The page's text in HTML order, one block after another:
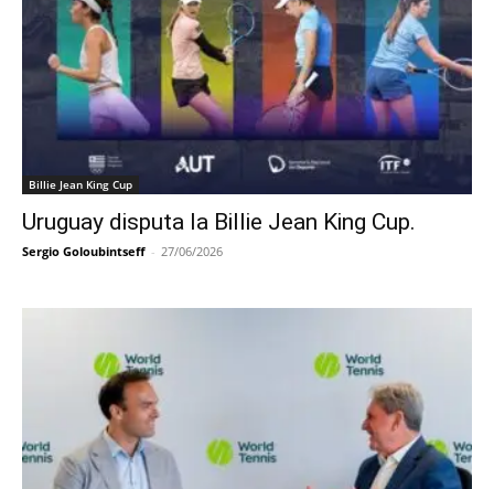
Billie Jean King Cup
Uruguay disputa la Billie Jean King Cup.
Sergio Goloubintseff - 27/06/2026